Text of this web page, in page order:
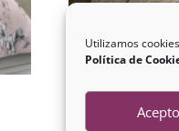
Utilizamos
Política de
Acepto
Edredón